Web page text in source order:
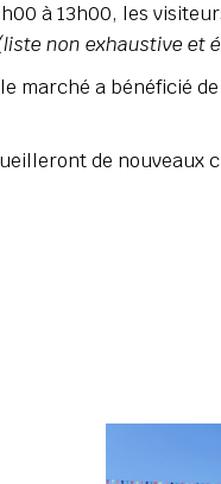
à 13h00, les
non exhaustive et
marché a bénéficié
de